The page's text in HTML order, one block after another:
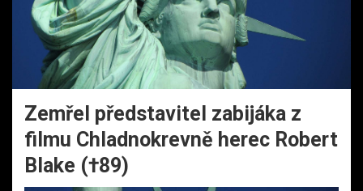
Zemřel představitel zabijáka z
filmu Chladnokrevně herec Robert
Blake (†89)